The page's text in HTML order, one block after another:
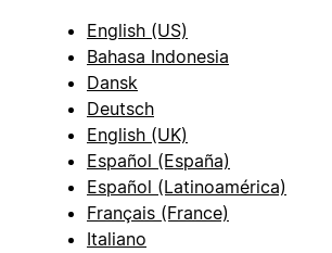
English (US)
Bahasa Indonesia
Dansk
Deutsch
English (UK)
Español (España)
Español (Latinoamérica)
Français (France)
Italiano